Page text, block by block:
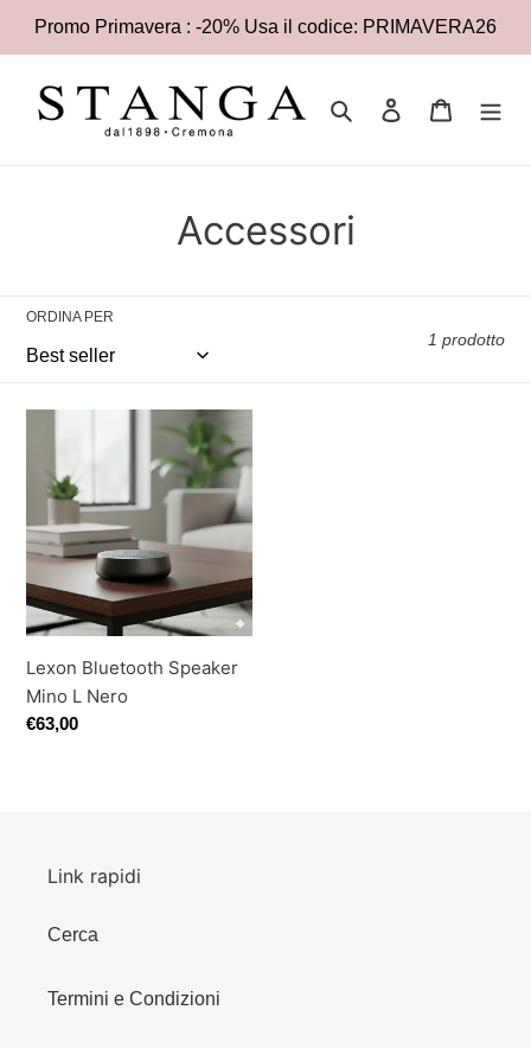
contenuti
Promo Primavera : -20% Usa il codice: PRIMAVERA26
Cerca Accedi Carrello
C
e
z
i
o
n
e
:
Accessori
ORDINA PER
1 prodotto
Speaker
Mino
L
Nero
Lexon Bluetooth Speaker
Mino L Nero
Prezzo
€63,00
Link rapidi
Cerca
Termini e Condizioni